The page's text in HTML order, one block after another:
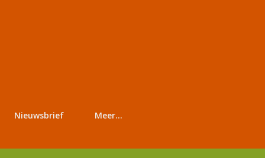
Nieuwsbrief Meer…